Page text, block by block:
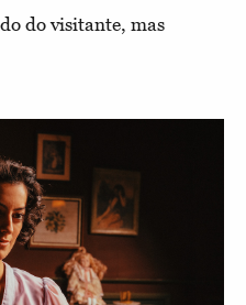
do visitante, mas